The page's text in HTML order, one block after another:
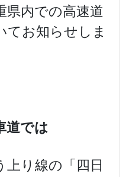
県内での高速道
てお知らせしま
道では
上り線の「四日